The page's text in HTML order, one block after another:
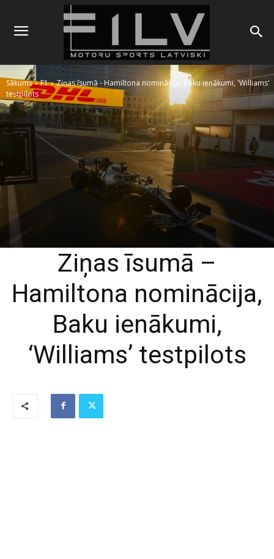
Sākums F1
Ziņas īsumā - Hamiltona nominācija, Baku ienākumi, 'Williams'
testpilots
Ziņas īsumā –
Hamiltona nominācija,
Baku ienākumi,
‘Williams’ testpilots